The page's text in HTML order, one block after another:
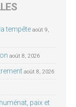
tempête août 9,
août 8, 2026
août 8, 2026
paix et